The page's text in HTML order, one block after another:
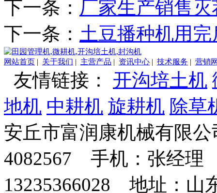
下一条： 厂家生产销售
下一条： 土豆播种机用
网站首页 | 关于我们 | 主营产品 | 资讯中心 | 技术服务 | 营销
友情链接： 开沟培土机
地机 中耕机 旋耕机 除草
安丘市富润康机械有限
4082567 手机：张经
13235366028 地址：山